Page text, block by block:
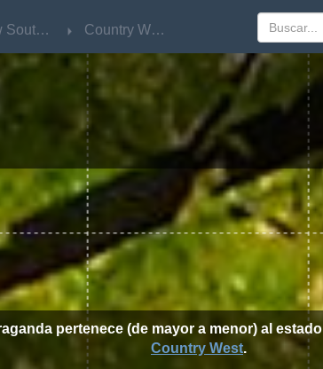
New South Wales Country West
pertenece (de mayor a menor) al estado
Country West.
New South Wales Country West